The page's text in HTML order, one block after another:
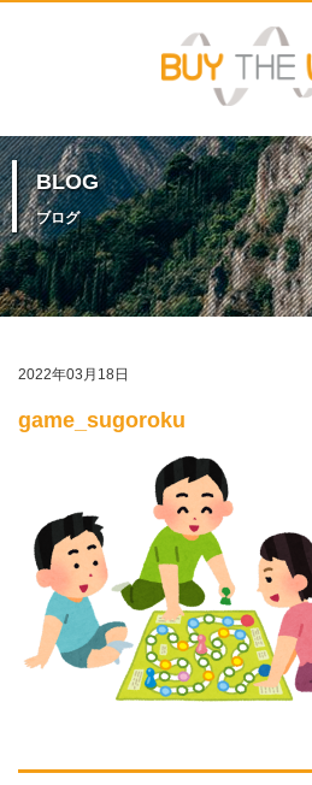
BLOG
ブログ
2022年03月18日
game_sugoroku